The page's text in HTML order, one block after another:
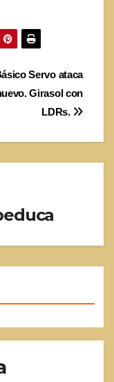
Servo ataca
Girasol con
LDRs.